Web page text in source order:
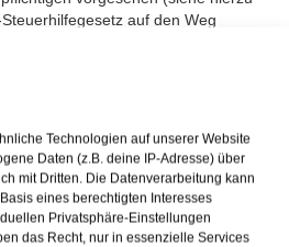
Technologien auf unserer Website
Daten (z.B. deine IP-Adresse) über
mit Dritten. Die Datenverarbeitung kann
eines berechtigten Interesses
Privatsphäre-Einstellungen
das Recht, nur in essenzielle Services
auf den Weg
zum 1.7.2022 wegfallen, Bezieher
einen Sofortzuschlag in Höhe von
der Kindergrundsicherung erhalten.
auf 12 €/Stunde angehoben und
und Unternehmen das